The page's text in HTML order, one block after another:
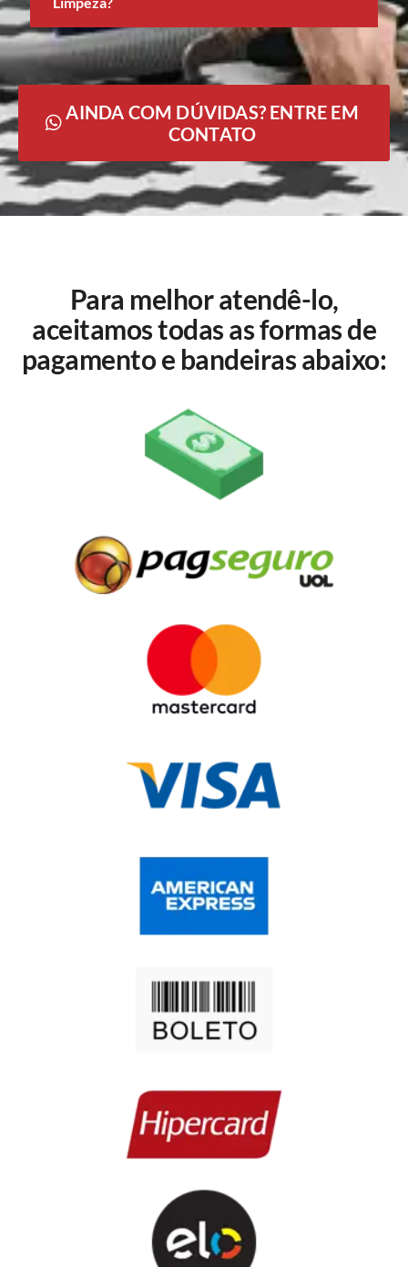
AINDA COM DÚVIDAS? ENTRE EM
CONTATO
Para melhor atendê-lo,
aceitamos todas as formas de
pagamento e bandeiras abaixo: